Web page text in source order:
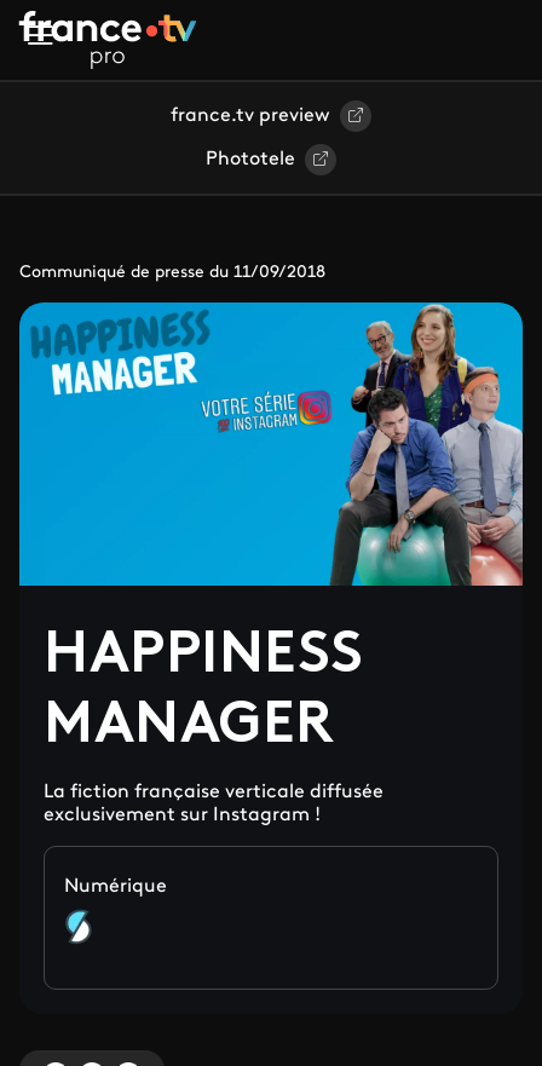
Aller au contenu principal
france.tv preview
Phototele
Communiqué de presse du 11/09/2018
HAPPINESS
MANAGER
La fiction française verticale diffusée
exclusivement sur Instagram !
Numérique